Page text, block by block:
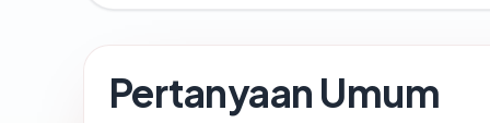
Pertanyaan Umum